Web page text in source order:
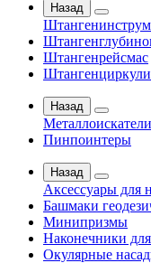
Назад
Штангенрейсмас
Штангенциркули
Назад
Металлоискатели
Пинпоинтеры
Назад
Аксессуары для
Башмаки
Минипризмы
Наконечники
Окулярные